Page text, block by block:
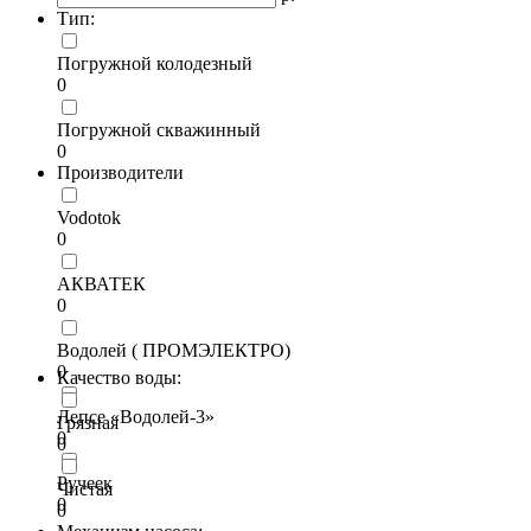
Тип:
Погружной колодезный
0
Погружной скважинный
0
Производители
Vodotok
0
АКВАТЕК
0
Водолей ( ПРОМЭЛЕКТРО)
0
Лепсе «Водолей-3»
0
Ручеек
0
Качество воды:
Грязная
0
Чистая
0